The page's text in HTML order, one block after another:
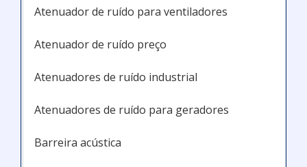
Atenuador de ruído para ventiladores
Atenuador de ruído preço
Atenuadores de ruído industrial
Atenuadores de ruído para geradores
Barreira acústica